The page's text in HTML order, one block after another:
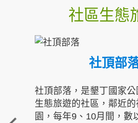
社區生態
社頂部
社頂部落，是墾丁國家
生態旅遊的社區，鄰近
園，每年9、10月間，數